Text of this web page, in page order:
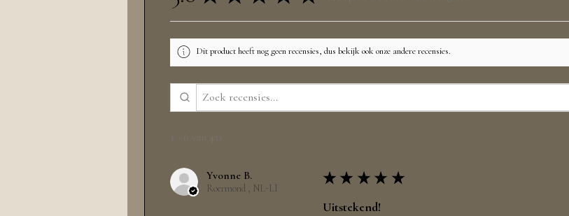
Dit product heeft nog geen recensies, dus bekijk ook onze andere recensies.
1 - 6 van 431
Yvonne B.
Roermond , NL-LI
★ ★ ★ ★ ★
Uitstekend!